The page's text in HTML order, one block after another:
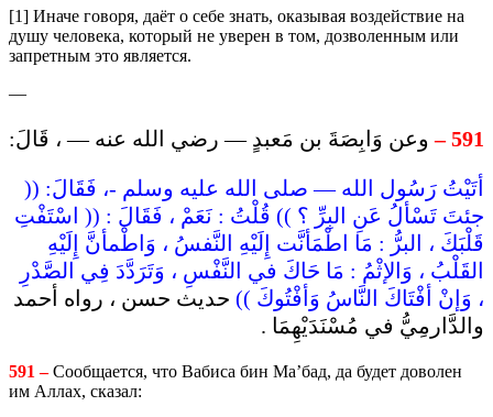
[1] Иначе говоря, даёт о себе знать, оказывая воздействие на
душу человека, который не уверен в том, дозволенным или
запретным это является.
—
591 – وعن وَابِصَةَ بن مَعبدٍ — رضي الله عنه — ، قَالَ:
أتَيْتُ رَسُول الله — صلى الله عليه وسلم -، فَقَالَ: ((
جئتَ تَسْألُ عَنِ البِرِّ ؟ )) قُلْتُ : نَعَمْ ، فَقَالَ : (( اسْتَفْتِ
قَلْبَكَ ، البرُّ : مَا اطْمَأنَّت إِلَيْهِ النَّفسُ ، وَاطْمأنَّ إِلَيْهِ
القَلْبُ ، وَالإثْمُ : مَا حَاكَ في النَّفْسِ ، وَتَرَدَّدَ فِي الصَّدْرِ
، وَإنْ أفْتَاكَ النَّاسُ وَأفْتُوكَ )) حديث حسن ، رواه أحمد
والدَّارمِيُّ في مُسْنَدَيْهِمَا .
591 –Сообщается, что Вабиса бин Ма’бад, да будет доволен
им Аллах, сказал: